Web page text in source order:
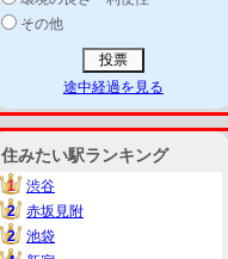
その他
途中経過を見る
住みたい駅ランキング
1
1
渋谷
2
2
赤坂見附
2
2
池袋